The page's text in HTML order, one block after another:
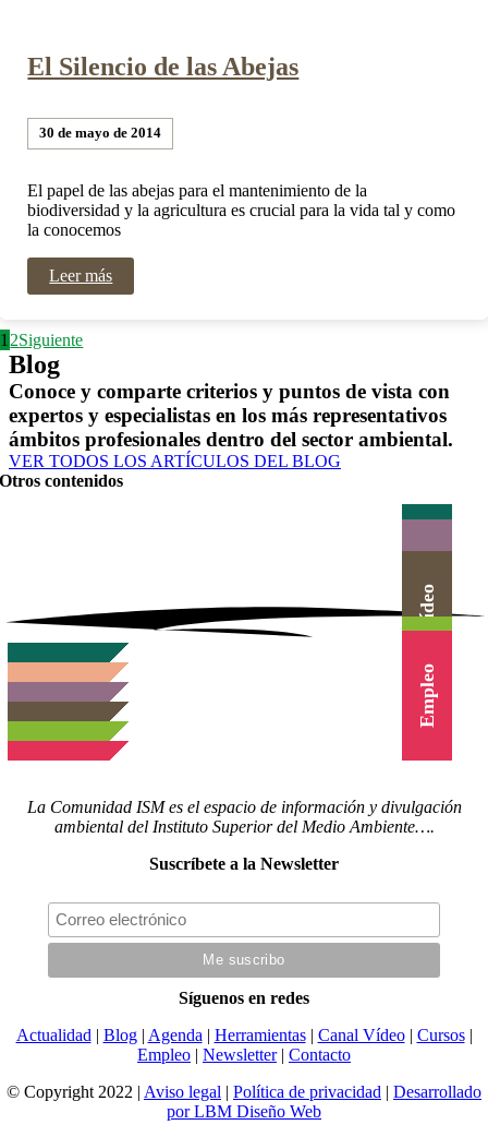
El Silencio de las Abejas
30 de mayo de 2014
El papel de las abejas para el mantenimiento de la
biodiversidad y la agricultura es crucial para la vida tal y como
la conocemos
Leer más
1 2Siguiente
Blog
Conoce y comparte criterios y puntos de vista con
expertos y especialistas en los más representativos
ámbitos profesionales dentro del sector ambiental.
VER TODOS LOS ARTÍCULOS DEL BLOG
Otros contenidos
Actualidad
Agenda
Herramientas
Canal Vídeo
Cursos
Empleo
La Comunidad ISM es el espacio de información y divulgación
ambiental del Instituto Superior del Medio Ambiente….
Suscríbete a la Newsletter
Síguenos en redes
Actualidad | Blog| Agenda | Herramientas| Canal Vídeo| Cursos|
Empleo | Newsletter| Contacto
© Copyright 2022 | Aviso legal | Política de privacidad | Desarrollado
por LBM Diseño Web